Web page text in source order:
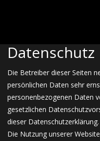
Datenschutz
Die Betreiber dieser Seiten
persönlichen Daten sehr
personenbezogenen Daten
gesetzlichen
dieser Datenschutzerklärung.
Die Nutzung unserer